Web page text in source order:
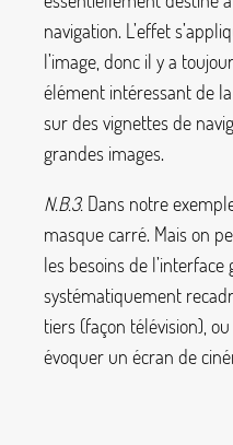
navigation. L’effet
l’image, donc il y a
élément intéressant de
sur des vignettes de
grandes images.
N.B.3. Dans notre
masque carré. Mais on
les besoins de l’interface
systématiquement
tiers (façon télévision),
évoquer un écran de